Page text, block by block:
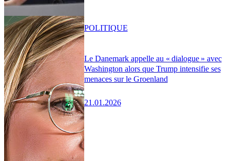
Le Danemark appelle au « dialogue » avec
Washington alors que Trump intensifie ses
menaces sur le Groenland
21.01.2026
POLITIQUE